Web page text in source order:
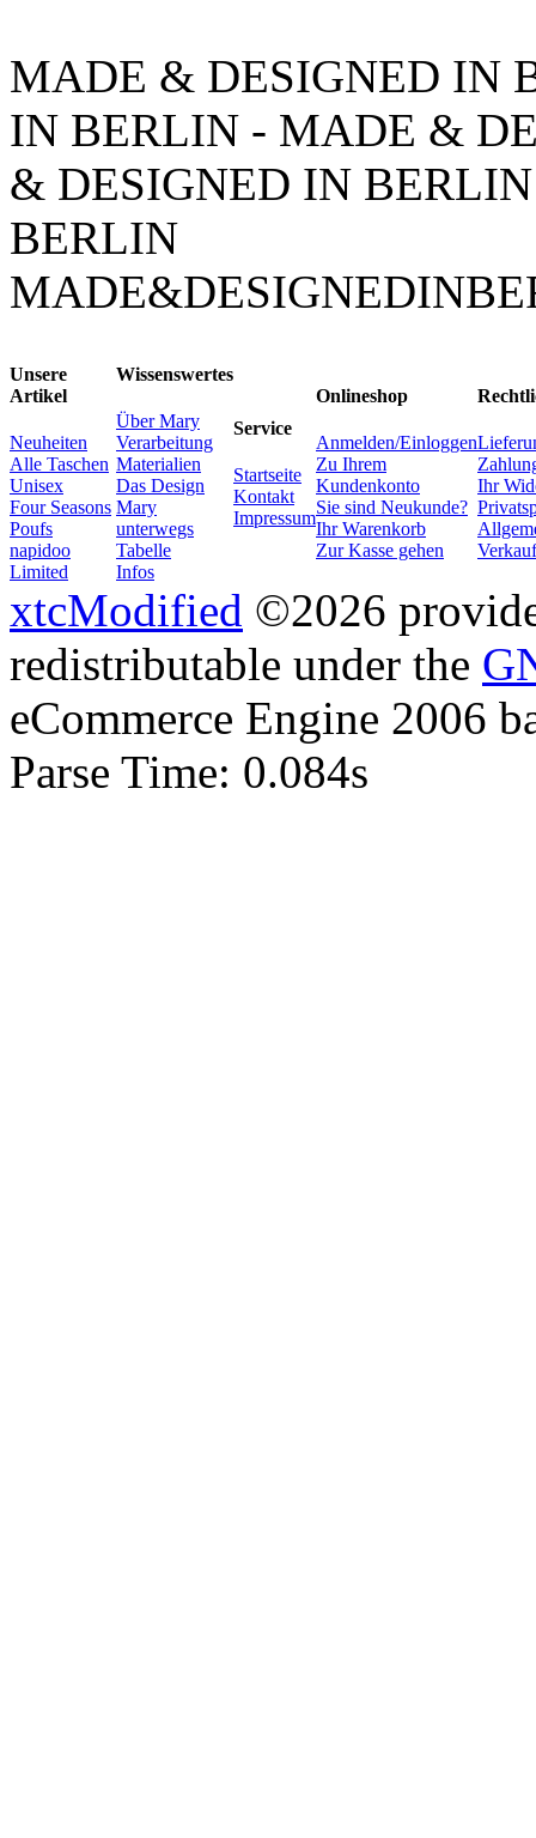
MADE & DESIGNED IN
IN BERLIN - MADE &
& DESIGNED IN
BERLIN
Unsere
Artikel
Neuheiten
Alle Taschen
Unisex
Four Seasons
Poufs
napidoo
Limited
Wissenswertes
Über Mary
Verarbeitung
Materialien
Das Design
Mary
unterwegs
Tabelle
Infos
Service
Startseite
Kontakt
Impressum
Onlineshop
Anmelden/Einloggen
Zu Ihrem
Kundenkonto
Sie sind Neukunde?
Ihr Warenkorb
Zur Kasse gehen
Ihr
xtcModified ©2026
redistributable under the
eCommerce Engine 2006
Parse Time: 0.084s